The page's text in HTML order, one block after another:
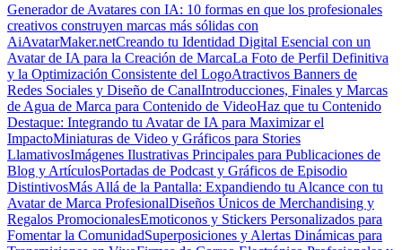
Generador de Avatares con IA: 10 formas en que los profesionales
creativos construyen marcas más sólidas con
AiAvatarMaker.netCreando tu Identidad Digital Esencial con un
Avatar de IA para la Creación de MarcaLa Foto de Perfil Definitiva
y la Optimización Consistente del LogoAtractivos Banners de
Redes Sociales y Diseño de CanalIntroducciones, Finales y Marcas
de Agua de Marca para Contenido de VideoHaz que tu Contenido
Destaque: Integrando tu Avatar de IA para Maximizar el
ImpactoMiniaturas de Video y Gráficos para Stories
LlamativosImágenes Ilustrativas Principales para Publicaciones de
Blog y ArtículosPortadas de Podcast y Gráficos de Episodio
DistintivosMás Allá de la Pantalla: Expandiendo tu Alcance con tu
Avatar de Marca ProfesionalDiseños Únicos de Merchandising y
Regalos PromocionalesEmoticonos y Stickers Personalizados para
Fomentar la ComunidadSuperposiciones y Alertas Dinámicas para